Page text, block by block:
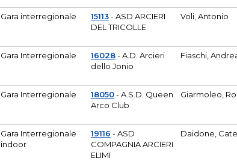
Gara interregionale 15113- ASD ARCIERI
DEL TRICOLLE
Voli, Antonio
Gara Interregionale 16028- A.D. Arcieri
dello Jonio
Fiaschi,
Gara Interregionale 18050- A.S.D. Queen
Arco Club
Giarmoleo,
Gara Interregionale
indoor
19116 - ASD
COMPAGNIA ARCIERI
ELIMI
Daidone,